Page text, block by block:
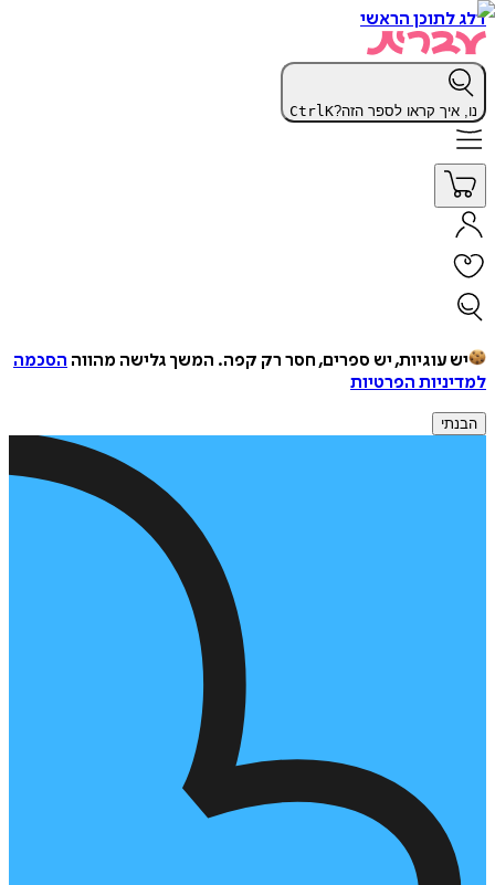
דלג לתוכן הראשי
נו, איך קראו לספר הזה? CtrlK
יש עוגיות, יש ספרים, חסר רק קפה. המשך גלישה מהווה הסכמה
למדיניות הפרטיות
הבנתי